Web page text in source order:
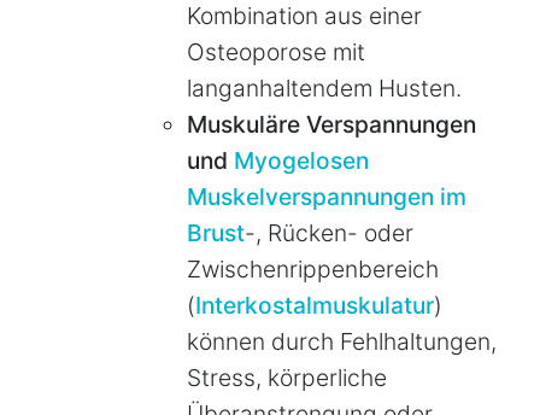
Kombination aus einer
Osteoporose mit
langanhaltendem Husten.
Muskuläre Verspannungen
und Myogelosen
Muskelverspannungen im
Brust-, Rücken- oder
Zwischenrippenbereich
(Interkostalmuskulatur)
können durch Fehlhaltungen,
Stress, körperliche